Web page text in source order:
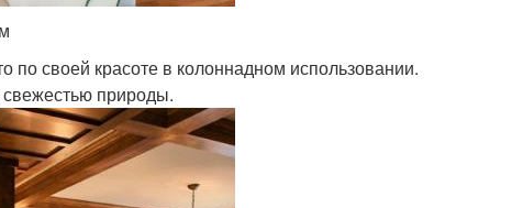
своей красоте в колоннадном использовании.
свежестью природы.